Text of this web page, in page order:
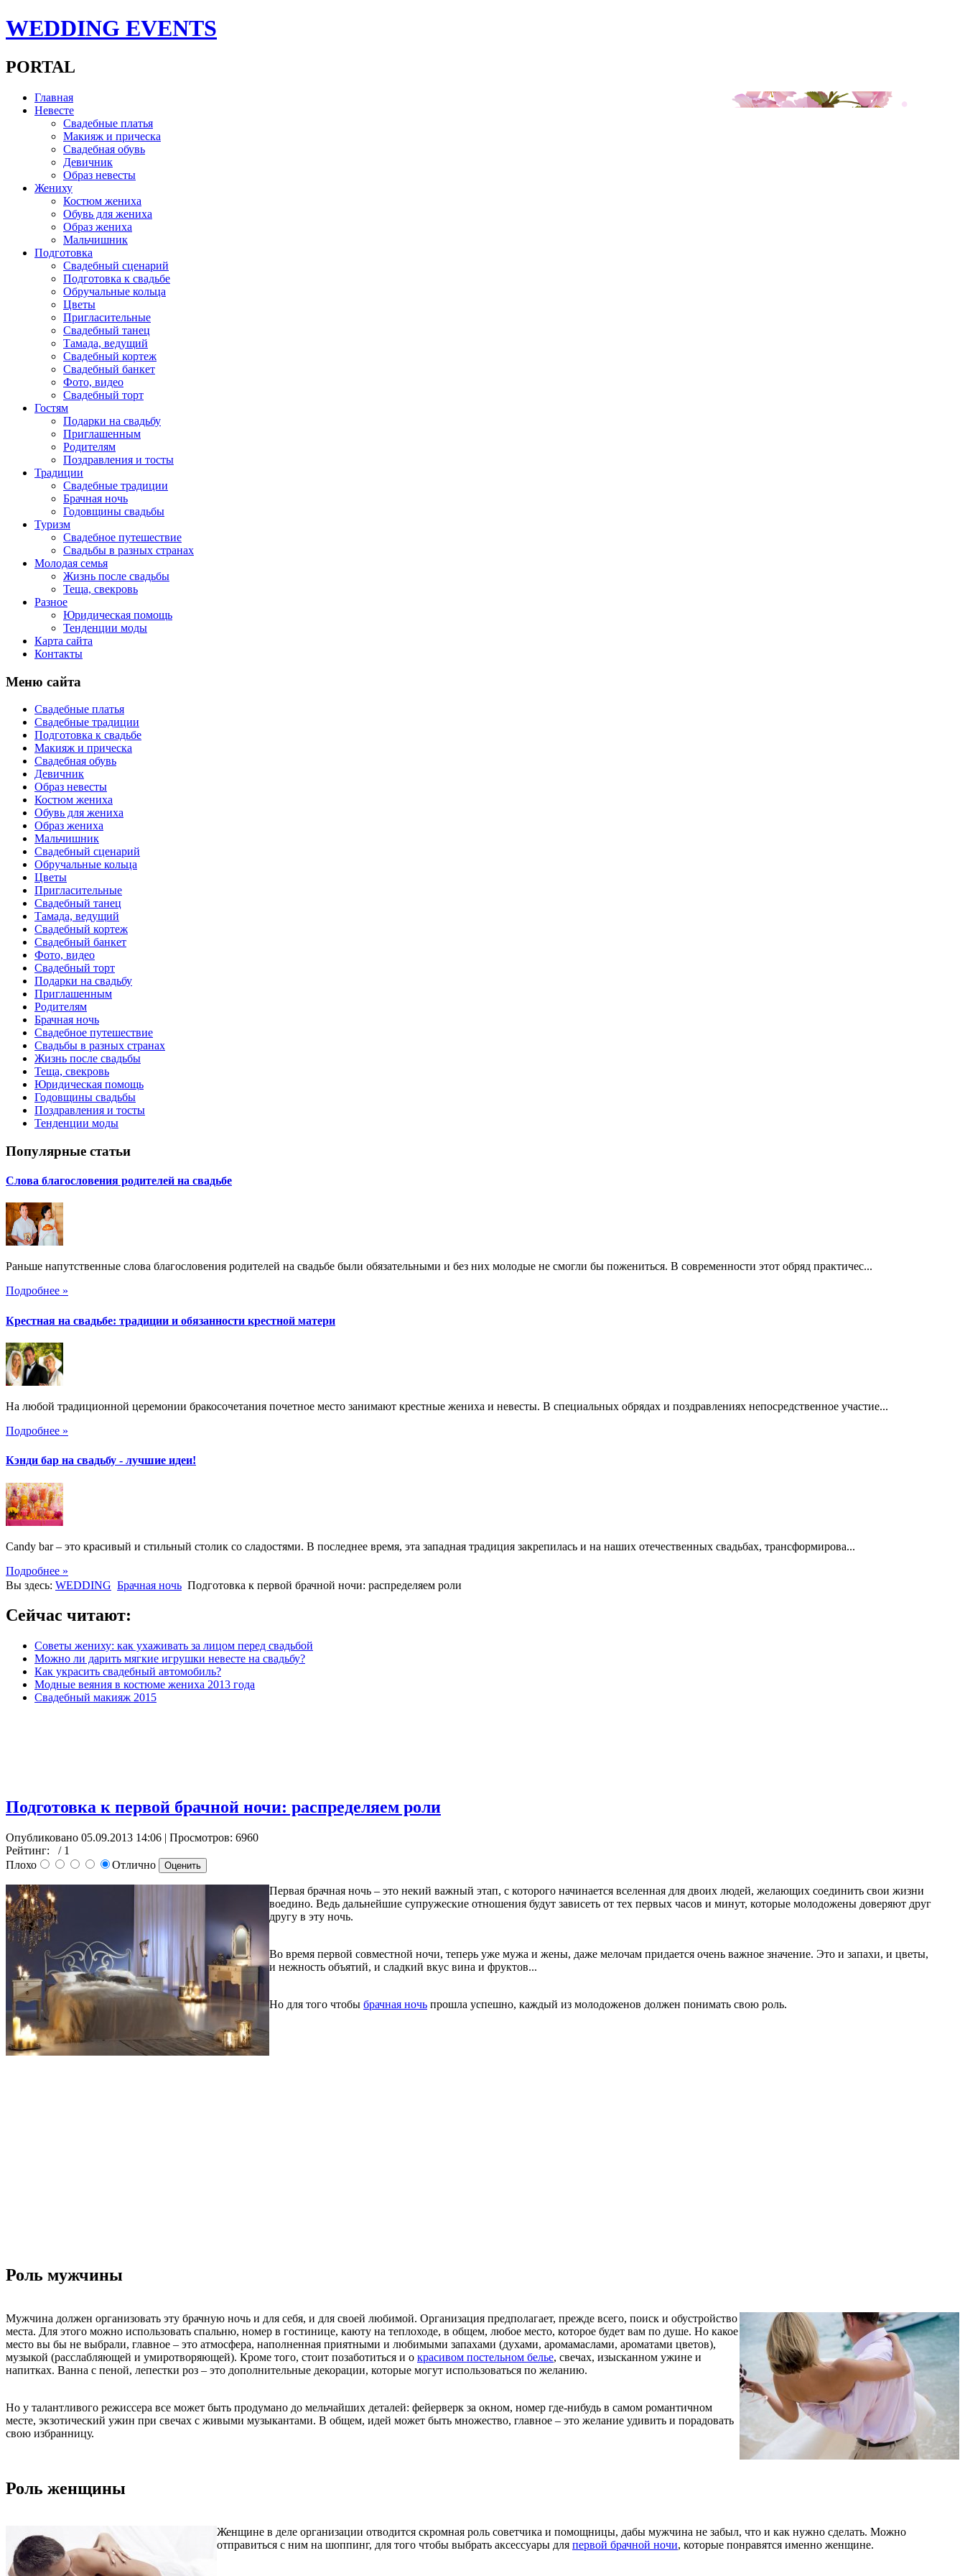
WEDDING EVENTS
PORTAL
Главная
Невесте
Свадебные платья
Макияж и прическа
Свадебная обувь
Девичник
Образ невесты
Жениху
Костюм жениха
Обувь для жениха
Образ жениха
Мальчишник
Подготовка
Свадебный сценарий
Подготовка к свадьбе
Обручальные кольца
Цветы
Пригласительные
Свадебный танец
Тамада, ведущий
Свадебный кортеж
Свадебный банкет
Фото, видео
Свадебный торт
Гостям
Подарки на свадьбу
Приглашенным
Родителям
Поздравления и тосты
Традиции
Свадебные традиции
Брачная ночь
Годовщины свадьбы
Туризм
Свадебное путешествие
Свадьбы в разных странах
Молодая семья
Жизнь после свадьбы
Теща, свекровь
Разное
Юридическая помощь
Тенденции моды
Карта сайта
Контакты
Меню сайта
Свадебные платья
Свадебные традиции
Подготовка к свадьбе
Макияж и прическа
Свадебная обувь
Девичник
Образ невесты
Костюм жениха
Обувь для жениха
Образ жениха
Мальчишник
Свадебный сценарий
Обручальные кольца
Цветы
Пригласительные
Свадебный танец
Тамада, ведущий
Свадебный кортеж
Свадебный банкет
Фото, видео
Свадебный торт
Подарки на свадьбу
Приглашенным
Родителям
Брачная ночь
Свадебное путешествие
Свадьбы в разных странах
Жизнь после свадьбы
Теща, свекровь
Юридическая помощь
Годовщины свадьбы
Поздравления и тосты
Тенденции моды
Популярные статьи
Слова благословения родителей на свадьбе
Раньше напутственные слова благословения родителей на свадьбе были обязательными и без них молодые не смогли бы пожениться. В современности этот обряд практичес...
Подробнее »
Крестная на свадьбе: традиции и обязанности крестной матери
На любой традиционной церемонии бракосочетания почетное место занимают крестные жениха и невесты. В специальных обрядах и поздравлениях непосредственное участие...
Подробнее »
Кэнди бар на свадьбу - лучшие идеи!
Candy bar – это красивый и стильный столик со сладостями. В последнее время, эта западная традиция закрепилась и на наших отечественных свадьбах, трансформирова...
Подробнее »
Вы здесь: WEDDING Брачная ночь Подготовка к первой брачной ночи: распределяем роли
Сейчас читают:
Советы жениху: как ухаживать за лицом перед свадьбой
Можно ли дарить мягкие игрушки невесте на свадьбу?
Как украсить свадебный автомобиль?
Модные веяния в костюме жениха 2013 года
Свадебный макияж 2015
Подготовка к первой брачной ночи: распределяем роли
Опубликовано 05.09.2013 14:06 | Просмотров: 6960
Рейтинг:
/ 1
Плохо
Отлично
Первая брачная ночь – это некий важный этап, с которого начинается вселенная для двоих людей, желающих соединить свои жизни
воедино. Ведь дальнейшие супружеские отношения будут зависеть от тех первых часов и минут, которые молодожены доверяют друг
другу в эту ночь.
Во время первой совместной ночи, теперь уже мужа и жены, даже мелочам придается очень важное значение. Это и запахи, и цветы,
и нежность объятий, и сладкий вкус вина и фруктов...
Но для того чтобы брачная ночь прошла успешно, каждый из молодоженов должен понимать свою роль.
Роль мужчины
Мужчина должен организовать эту брачную ночь и для себя, и для своей любимой. Организация предполагает, прежде всего, поиск и обустройство
места. Для этого можно использовать спальню, номер в гостинице, каюту на теплоходе, в общем, любое место, которое будет вам по душе. Но какое
место вы бы не выбрали, главное – это атмосфера, наполненная приятными и любимыми запахами (духами, аромамаслами, ароматами цветов),
музыкой (расслабляющей и умиротворяющей). Кроме того, стоит позаботиться и о красивом постельном белье, свечах, изысканном ужине и
напитках. Ванна с пеной, лепестки роз – это дополнительные декорации, которые могут использоваться по желанию.
Но у талантливого режиссера все может быть продумано до мельчайших деталей: фейерверк за окном, номер где-нибудь в самом романтичном
месте, экзотический ужин при свечах с живыми музыкантами. В общем, идей может быть множество, главное – это желание удивить и порадовать
свою избранницу.
Роль женщины
Женщине в деле организации отводится скромная роль советчика и помощницы, дабы мужчина не забыл, что и как нужно сделать. Можно
отправиться с ним на шоппинг, для того чтобы выбрать аксессуары для первой брачной ночи, которые понравятся именно женщине.